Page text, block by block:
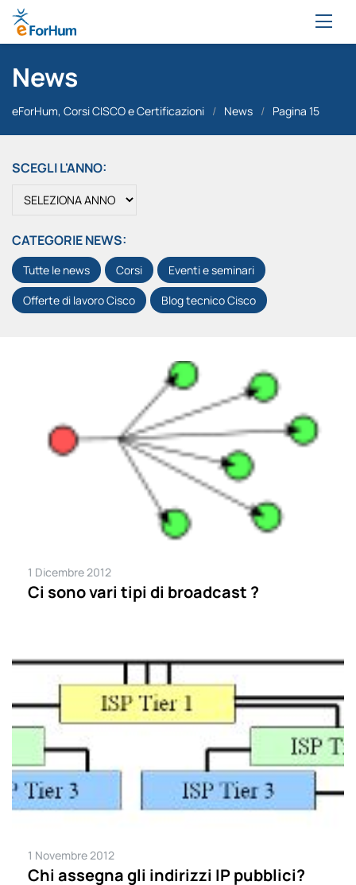
News
eForHum, Corsi CISCO e Certificazioni / News / Pagina 15
SCEGLI L'ANNO:
CATEGORIE NEWS:
Tutte le news Corsi
Eventi e seminari
Offerte di lavoro Cisco
Blog tecnico Cisco
1 Dicembre 2012
Ci sono vari tipi di broadcast ?
1 Novembre 2012
Chi assegna gli indirizzi IP pubblici?